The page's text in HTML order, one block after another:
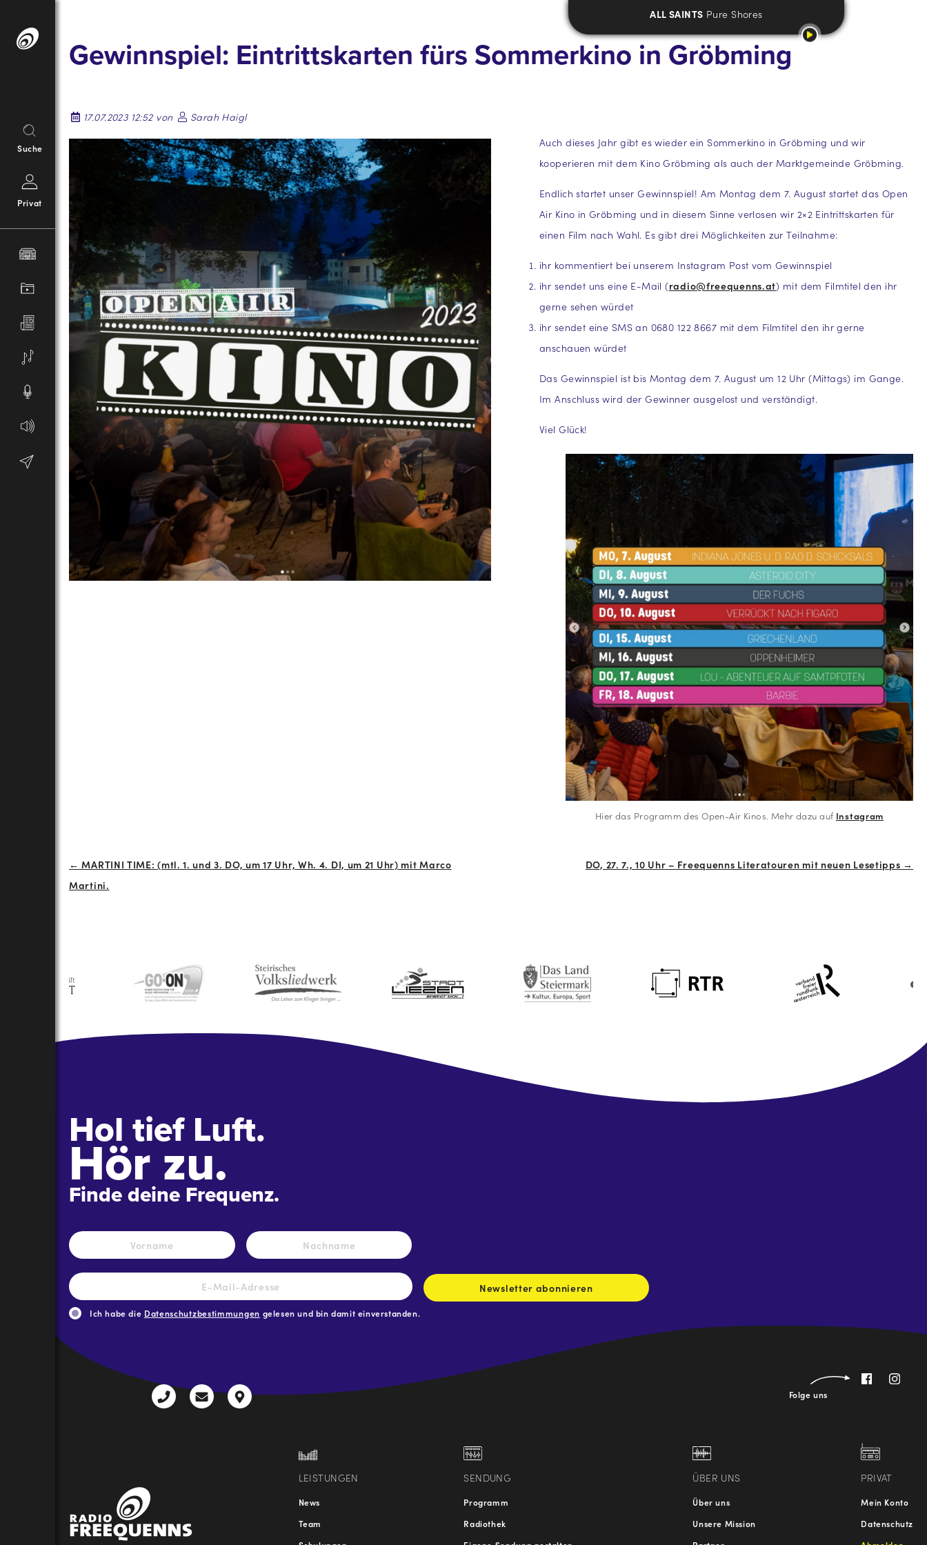
Inhalt
Suche
Privat
ALL SAINTS Pure Shores
Gewinnspiel: Eintrittskarten fürs Sommerkino in Gröbming
17.07.2023 12:52 von
Sarah Haigl
Auch dieses Jahr gibt es wieder ein Sommerkino in Gröbming und wir
kooperieren mit dem Kino Gröbming als auch der Marktgemeinde Gröbming.
Endlich startet unser Gewinnspiel! Am Montag dem 7. August startet das Open
Air Kino in Gröbming und in diesem Sinne verlosen wir 2×2 Eintrittskarten für
einen Film nach Wahl. Es gibt drei Möglichkeiten zur Teilnahme:
ihr kommentiert bei unserem Instagram Post vom Gewinnspiel
ihr sendet uns eine E-Mail (radio@freequenns.at) mit dem Filmtitel den ihr
gerne sehen würdet
ihr sendet eine SMS an 0680 122 8667 mit dem Filmtitel den ihr gerne
anschauen würdet
Das Gewinnspiel ist bis Montag dem 7. August um 12 Uhr (Mittags) im Gange.
Im Anschluss wird der Gewinner ausgelost und verständigt.
Viel Glück!
Hier das Programm des Open-Air Kinos. Mehr dazu auf Instagram
Navigation
← MARTINI TIME: (mtl. 1. und 3. DO, um 17 Uhr, Wh. 4. DI, um 21 Uhr) mit Marco
Martini.
DO, 27. 7., 10 Uhr – Freequenns Literatouren mit neuen Lesetipps →
Hol tief Luft.
Hör zu.
Finde deine Frequenz.
Name *
Vorname Nachname
E-
Mail-
Adresse *
Newsletter abonnieren
Ich habe die Datenschutzbestimmungen gelesen und bin damit einverstanden.
Folge uns
+43
radio@freequenns.at
Kulturhausstraße
LEISTUNGEN
News
Team
SENDUNG
Programm
Radiothek
ÜBER UNS
Über uns
Unsere Mission
PRIVAT
Mein Konto
Datenschutz